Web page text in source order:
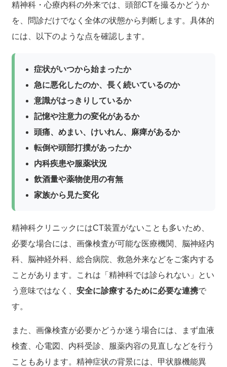
精神科・心療内科の外来では、頭部CTを撮るかどうか
を、問診だけでなく全体の状態から判断します。具体的
には、以下のような点を確認します。
症状がいつから始まったか
急に悪化したのか、長く続いているのか
意識がはっきりしているか
記憶や注意力の変化があるか
頭痛、めまい、けいれん、麻痺があるか
転倒や頭部打撲があったか
内科疾患や服薬状況
飲酒量や薬物使用の有無
家族から見た変化
精神科クリニックにはCT装置がないことも多いため、
必要な場合には、画像検査が可能な医療機関、脳神経内
科、脳神経外科、総合病院、救急外来などをご案内する
ことがあります。これは「精神科では診られない」とい
う意味ではなく、安全に診療するために必要な連携で
す。
また、画像検査が必要かどうか迷う場合には、まず血液
検査、心電図、内科受診、服薬内容の見直しなどを行う
こともあります。精神症状の背景には、甲状腺機能異